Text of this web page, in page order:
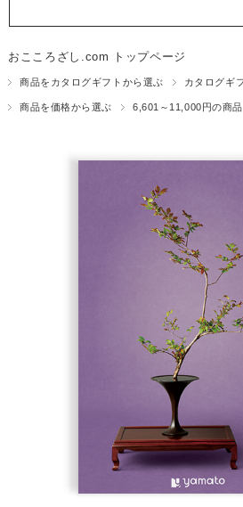
おこころざし.com トップページ
商品をカタログギフトから選ぶ カタログギ
商品を価格から選ぶ 6,601～11,000円の商品